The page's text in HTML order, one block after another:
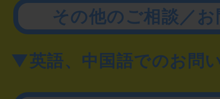
その他のご相談／
▼英語、中国語でのお問